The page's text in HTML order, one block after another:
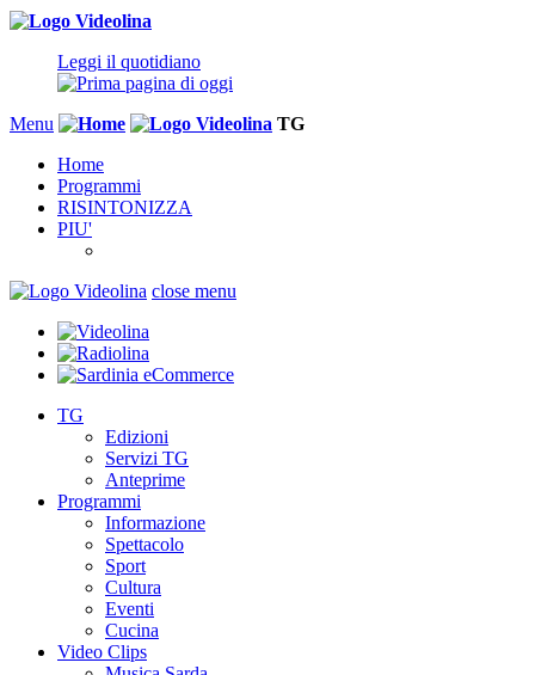
Leggi il quotidiano
Menu
TG
Home
Programmi
RISINTONIZZA
PIU'
close menu
TG
Edizioni
Servizi TG
Anteprime
Programmi
Informazione
Spettacolo
Sport
Cultura
Eventi
Cucina
Video Clips